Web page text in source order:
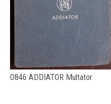
O846 ADDIATOR Multator